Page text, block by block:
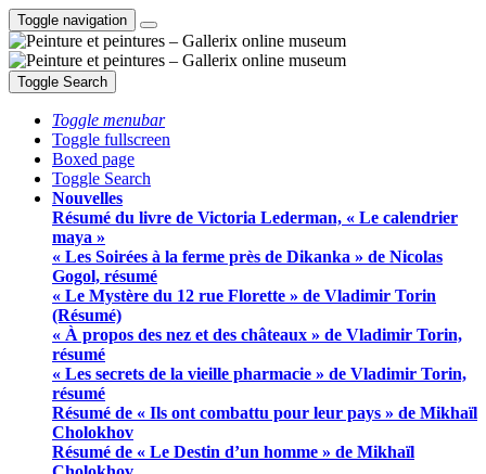
Toggle navigation
Toggle Search
Toggle menubar
Toggle fullscreen
Boxed page
Toggle Search
Nouvelles
Résumé du livre de Victoria Lederman, « Le calendrier
maya »
« Les Soirées à la ferme près de Dikanka » de Nicolas
Gogol, résumé
« Le Mystère du 12 rue Florette » de Vladimir Torin
(Résumé)
« À propos des nez et des châteaux » de Vladimir Torin,
résumé
« Les secrets de la vieille pharmacie » de Vladimir Torin,
résumé
Résumé de « Ils ont combattu pour leur pays » de Mikhaïl
Cholokhov
Résumé de « Le Destin d’un homme » de Mikhaïl